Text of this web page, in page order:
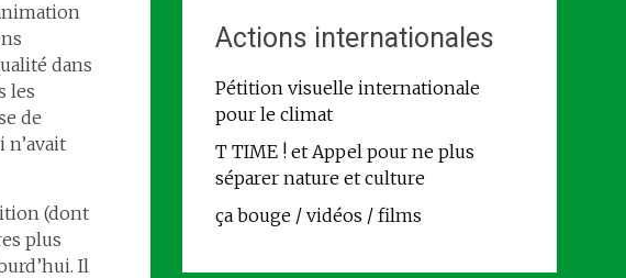
dans
les
de
(dont
plus
Il
Actions internationales
Pétition visuelle internationale
pour le climat
T TIME ! et Appel pour ne plus
séparer nature et culture
ça bouge / vidéos / films